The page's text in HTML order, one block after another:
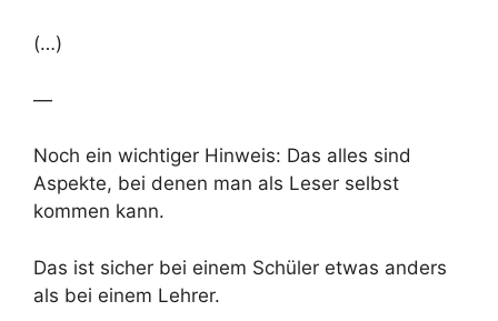
(…)
—
Noch ein wichtiger Hinweis: Das alles sind
Aspekte, bei denen man als Leser selbst
kommen kann.
Das ist sicher bei einem Schüler etwas anders
als bei einem Lehrer.